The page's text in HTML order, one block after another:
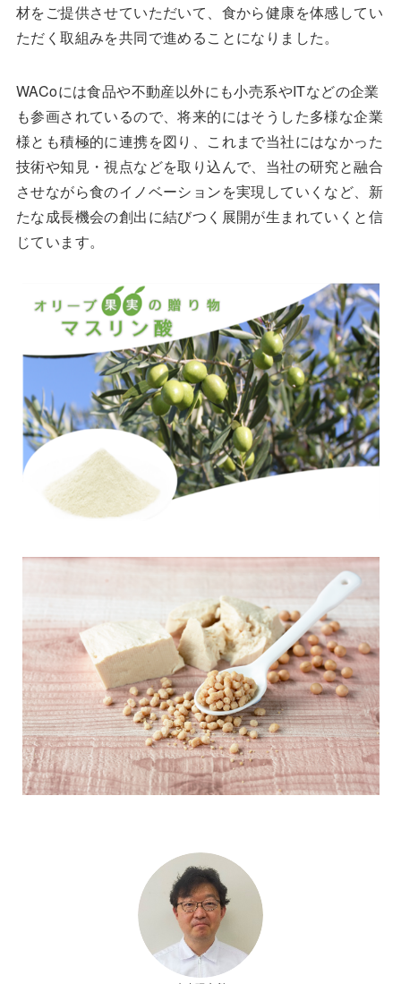
材をご提供させていただいて、食から健康を体感してい
ただく取組みを共同で進めることになりました。
WACoには食品や不動産以外にも小売系やITなどの企業
も参画されているので、将来的にはそうした多様な企業
様とも積極的に連携を図り、これまで当社にはなかった
技術や知見・視点などを取り込んで、当社の研究と融合
させながら食のイノベーションを実現していくなど、新
たな成長機会の創出に結びつく展開が生まれていくと信
じています。